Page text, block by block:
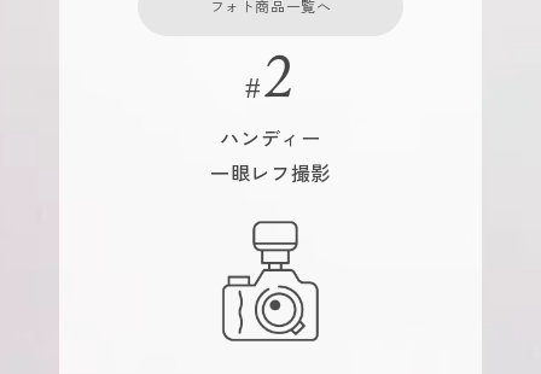
フォト商品一覧へ
ハンディー
一眼レフ撮影